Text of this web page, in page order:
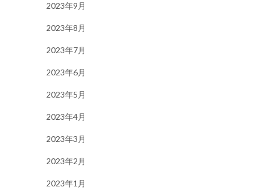
2023年9月
2023年8月
2023年7月
2023年6月
2023年5月
2023年4月
2023年3月
2023年2月
2023年1月